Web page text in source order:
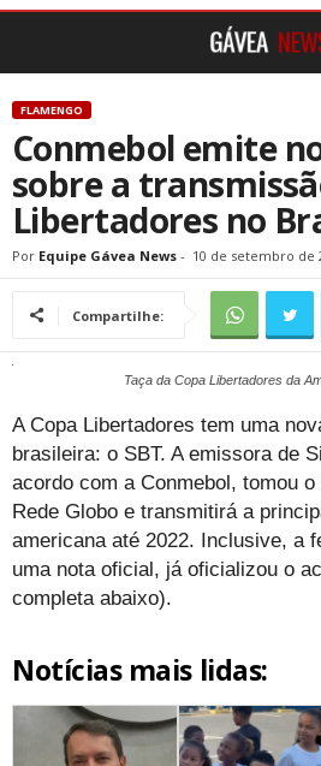
FLAMENGO
Conmebol emite
sobre a
Libertadores no
Por Equipe Gávea News - 10 de setembro de
Compartilhe:
Taça da Copa Libertadores da
A Copa Libertadores tem uma
brasileira: o SBT. A emissora de
acordo com a Conmebol, tomou
Rede Globo e transmitirá a
americana até 2022. Inclusive, a
uma nota oficial, já oficializou o
completa abaixo).
Notícias mais lidas: